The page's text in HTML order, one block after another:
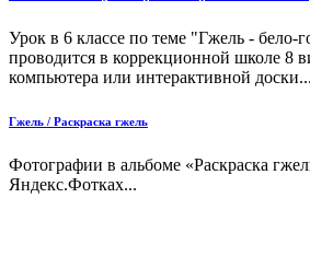
Урок в 6 классе по теме "Гжель - бело-
проводится в коррекционной школе 8
компьютера или интерактивной
Гжель / Раскраска гжель
Фотографии в альбоме «Раскраска
Яндекс.Фотках...